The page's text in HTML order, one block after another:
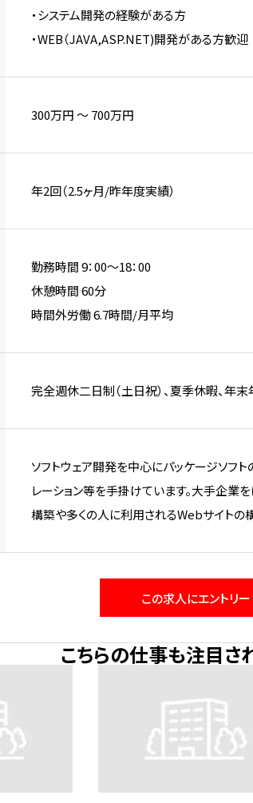
・システム開発の経験がある方
・WEB（JAVA,ASP.NET)開発がある方歓迎
300万円 〜 700万円
年2回（2.5ヶ月/昨年度実績）
勤務時間 9：00～18：00
休憩時間 60分
時間外労働 6.7時間/月平均
完全週休二日制（土日祝）、夏季休暇、年
ソフトウェア開発を中心にパッケージソフト
レーション等を手掛けています。大手企業
構築や多くの人に利用されるWebサイトの
この求人にエントリー
こちらの仕事も注目さ